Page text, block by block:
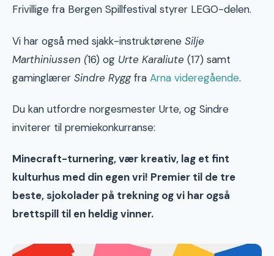
Frivillige fra Bergen Spillfestival styrer LEGO-delen.
Vi har også med sjakk-instruktørene Silje
Marthiniussen (16) og Urte Karaliute (17) samt
gaminglærer Sindre Ryggfra Arna videregående.
Du kan utfordre norgesmester Urte, og Sindre
inviterer til premiekonkurranse:
Minecraft-turnering, vær kreativ, lag et fint
kulturhus med din egen vri! Premier til de tre
beste, sjokolader på trekning og vi har også
brettspill til en heldig vinner.